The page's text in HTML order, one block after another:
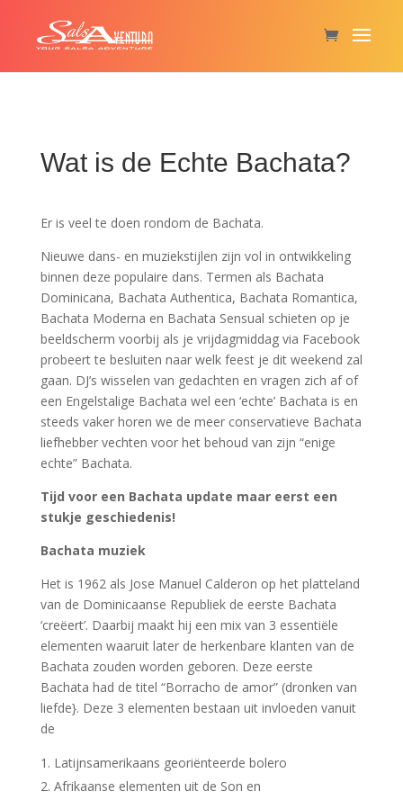
Wat is de Echte Bachata?
Er is veel te doen rondom de Bachata.
Nieuwe dans- en muziekstijlen zijn vol in ontwikkeling
binnen deze populaire dans. Termen als Bachata
Dominicana, Bachata Authentica, Bachata Romantica,
Bachata Moderna en Bachata Sensual schieten op je
beeldscherm voorbij als je vrijdagmiddag via Facebook
probeert te besluiten naar welk feest je dit weekend zal
gaan. DJ’s wisselen van gedachten en vragen zich af of
een Engelstalige Bachata wel een ‘echte’ Bachata is en
steeds vaker horen we de meer conservatieve Bachata
liefhebber vechten voor het behoud van zijn “enige
echte” Bachata.
Tijd voor een Bachata update maar eerst een
stukje geschiedenis!
Bachata muziek
Het is 1962 als Jose Manuel Calderon op het platteland
van de Dominicaanse Republiek de eerste Bachata
‘creëert’. Daarbij maakt hij een mix van 3 essentiële
elementen waaruit later de herkenbare klanten van de
Bachata zouden worden geboren. Deze eerste
Bachata had de titel “Borracho de amor” (dronken van
liefde}. Deze 3 elementen bestaan uit invloeden vanuit
de
Latijnsamerikaans georiënteerde bolero
Afrikaanse elementen uit de Son en